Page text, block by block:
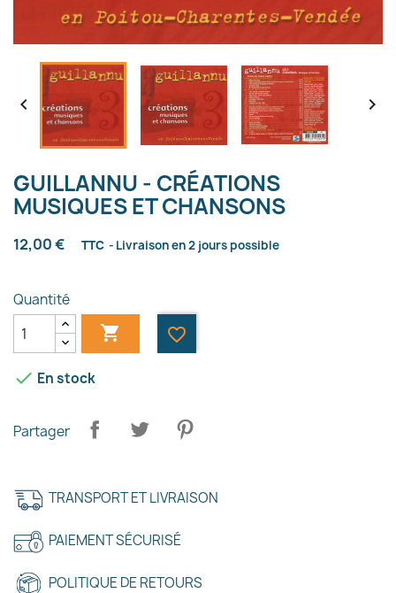
 
GUILLANNU - CRÉATIONS
MUSIQUES ET CHANSONS
12,00 € TTC Livraison en 2 jours possible
Quantité
 favorite_border
 En stock
Partager
TRANSPORT ET LIVRAISON
PAIEMENT SÉCURISÉ
POLITIQUE DE RETOURS